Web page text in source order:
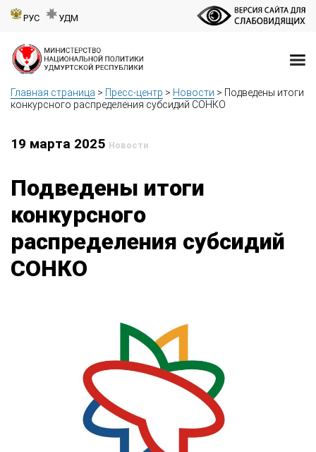
РУС УДМ
Главная страница > Пресс-центр > Новости > Подведены итоги
конкурсного распределения субсидий СОНКО
19 марта 2025 Новости
Подведены итоги
конкурсного
распределения субсидий
СОНКО